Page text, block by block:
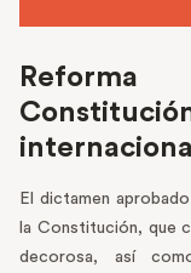
El dictamen
la Constitución, que
decorosa, así